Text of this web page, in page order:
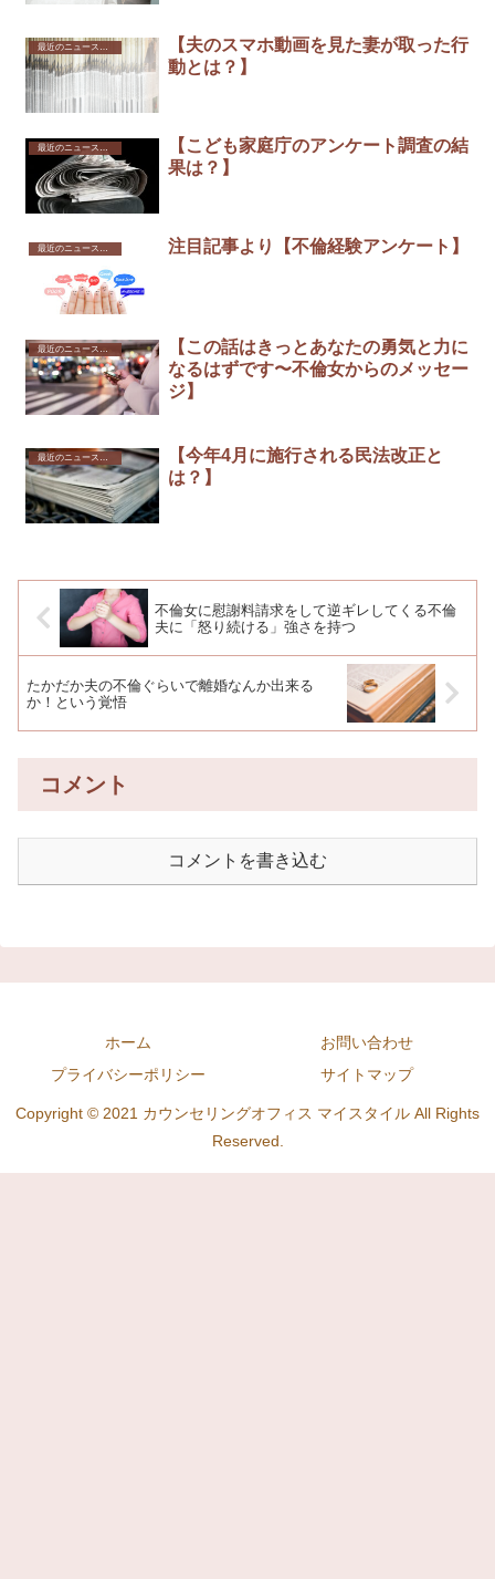
【夫のスマホ動画を見た妻が取った行
動とは？】
最近のニュースから
【こども家庭庁のアンケート調査の結
果は？】
最近のニュースから 注目記事より【不倫経験アンケート】
最近のニュースから
【この話はきっとあなたの勇気と力に
なるはずです〜不倫女からのメッセー
ジ】
最近のニュースから
【今年4月に施行される民法改正と
は？】
不倫女に慰謝料請求をして逆ギレしてくる不倫
夫に「怒り続ける」強さを持つ
たかだか夫の不倫ぐらいで離婚なんか出来る
か！という覚悟￼
コメント
コメントを書き込む
ホーム
お問い合わせ
プライバシーポリシー
サイトマップ
Copyright © 2021 カウンセリングオフィス マイスタイル All Rights
Reserved.